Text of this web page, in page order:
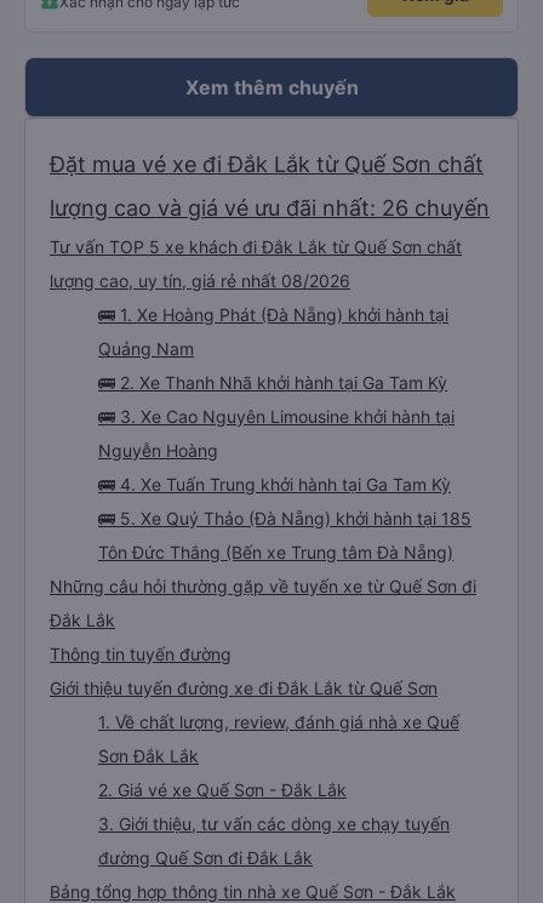
Xem thêm chuyến
Đặt mua vé xe đi Đắk Lắk từ Quế Sơn chất
lượng cao và giá vé ưu đãi nhất: 26 chuyến
Tư vấn TOP 5 xe khách đi Đắk Lắk từ Quế Sơn chất
lượng cao, uy tín, giá rẻ nhất 08/2026
🚌 1. Xe Hoàng Phát (Đà Nẵng) khởi hành tại
Quảng Nam
🚌 2. Xe Thanh Nhã khởi hành tại Ga Tam Kỳ
🚌 3. Xe Cao Nguyên Limousine khởi hành tại
Nguyễn Hoàng
🚌 4. Xe Tuấn Trung khởi hành tại Ga Tam Kỳ
🚌 5. Xe Quý Thảo (Đà Nẵng) khởi hành tại 185
Tôn Đức Thắng (Bến xe Trung tâm Đà Nẵng)
Những câu hỏi thường gặp về tuyến xe từ Quế Sơn đi
Đắk Lắk
Thông tin tuyến đường
Giới thiệu tuyến đường xe đi Đắk Lắk từ Quế Sơn
1. Về chất lượng, review, đánh giá nhà xe Quế
Sơn Đắk Lắk
2. Giá vé xe Quế Sơn - Đắk Lắk
3. Giới thiệu, tư vấn các dòng xe chạy tuyến
đường Quế Sơn đi Đắk Lắk
Bảng tổng hợp thông tin nhà xe Quế Sơn - Đắk Lắk